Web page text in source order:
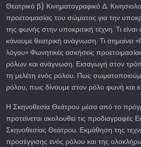
Θεατρικό β) Κινηματογραφικό Δ.
προετοιμασίας του σώματος για την
της φωνής στην υποκριτική τέχνη. Τι
κάνουμε θεατρική ανάγνωση. Τι σημαίνει
λόγου» Φωνητικές ασκήσεις
ρόλων και ανάγνωση. Εισαγωγή στον
τη μελέτη ενός ρόλου. Πως
ρόλου, πως δίνουμε στον ρόλο φωνή και
Η Σκηνοθεσία Θεάτρου μέσα από το
προτείνεται ακολουθεί τις
Σκηνοθεσίας Θεάτρου. Εκμάθηση της
προσέγγισης ενός ρόλου και της